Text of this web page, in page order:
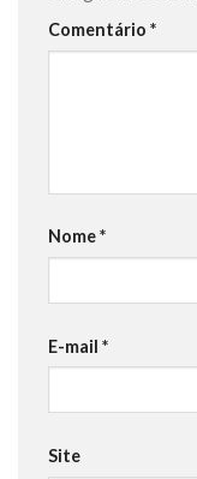
Comentário *
Nome*
E-mail *
Site